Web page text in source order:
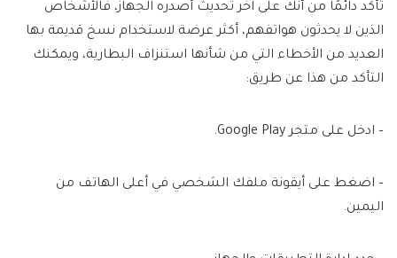
تأكد دائمًا من أنك على آخر تحديث أصدره الجهاز، فالأشخاص
الذين لا يحدثون هواتفهم، أكثر عرضة لاستخدام نسخ قديمة بها
العديد من الأخطاء التي من شأنها استنزاف البطارية، ويمكنك
التأكد من هذا عن طريق:
– ادخل على متجر Google Play.
– اضغط على أيقونة ملفك الشخصي في أعلى الهاتف من
اليمين.